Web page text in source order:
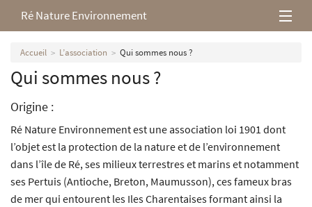
Ré Nature Environnement
L’association
Milieux rétais
Accueil L’association Qui sommes nous ?
Qui sommes nous ?
Origine :
Ré Nature Environnement est une association loi 1901 dont
l’objet est la protection de la nature et de l’environnement
dans l’île de Ré, ses milieux terrestres et marins et notamment
ses Pertuis (Antioche, Breton, Maumusson), ces fameux bras
de mer qui entourent les Iles Charentaises formant ainsi la